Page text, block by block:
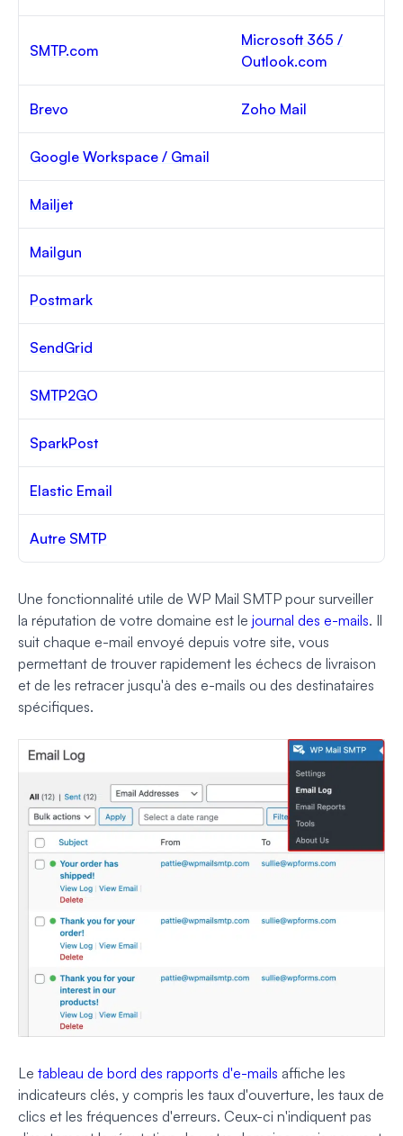
SMTP.com
Microsoft 365 /
Outlook.com
Brevo Zoho Mail
Google Workspace / Gmail
Mailjet
Mailgun
Postmark
SendGrid
SMTP2GO
SparkPost
Elastic Email
Autre SMTP
Une fonctionnalité utile de WP Mail SMTP pour surveiller
la réputation de votre domaine est le journal des e-mails. Il
suit chaque e-mail envoyé depuis votre site, vous
permettant de trouver rapidement les échecs de livraison
et de les retracer jusqu'à des e-mails ou des destinataires
spécifiques.
Le tableau de bord des rapports d'e-mails affiche les
indicateurs clés, y compris les taux d'ouverture, les taux de
clics et les fréquences d'erreurs. Ceux-ci n'indiquent pas